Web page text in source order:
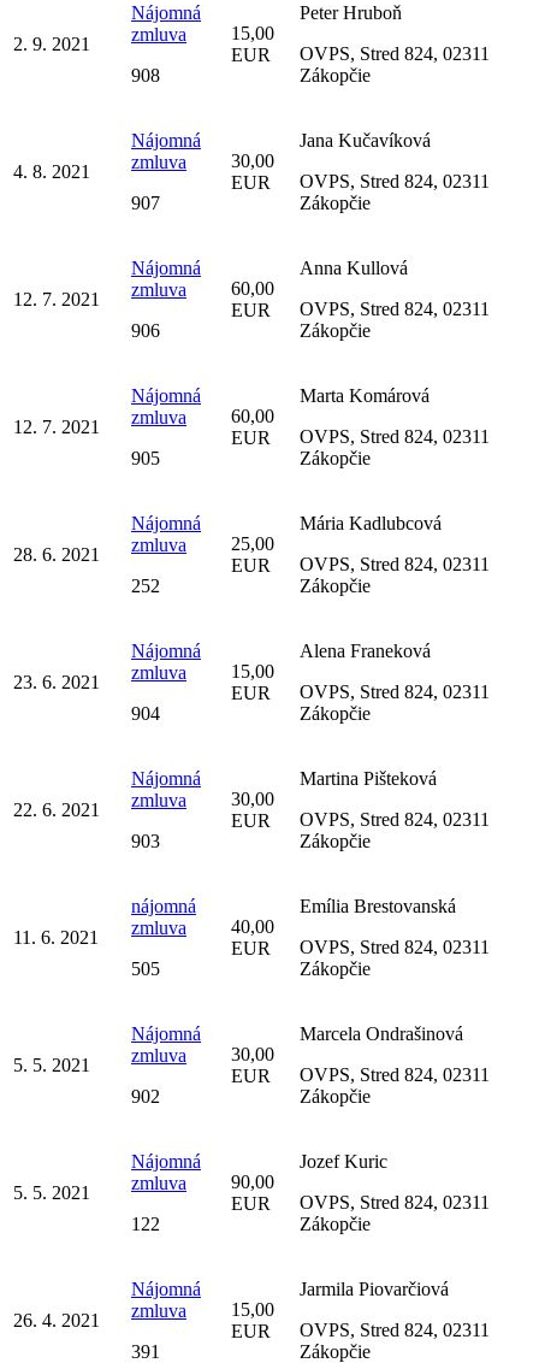
2. 9. 2021
Nájomná
zmluva
908
15,00
EUR
Peter Hruboň
OVPS, Stred 824, 02311
Zákopčie
4. 8. 2021
Nájomná
zmluva
907
30,00
EUR
Jana Kučavíková
OVPS, Stred 824, 02311
Zákopčie
12. 7. 2021
Nájomná
zmluva
906
60,00
EUR
Anna Kullová
OVPS, Stred 824, 02311
Zákopčie
12. 7. 2021
Nájomná
zmluva
905
60,00
EUR
Marta Komárová
OVPS, Stred 824, 02311
Zákopčie
28. 6. 2021
Nájomná
zmluva
252
25,00
EUR
Mária Kadlubcová
OVPS, Stred 824, 02311
Zákopčie
23. 6. 2021
Nájomná
zmluva
904
15,00
EUR
Alena Franeková
OVPS, Stred 824, 02311
Zákopčie
22. 6. 2021
Nájomná
zmluva
903
30,00
EUR
Martina Pišteková
OVPS, Stred 824, 02311
Zákopčie
11. 6. 2021
nájomná
zmluva
505
40,00
EUR
Emília Brestovanská
OVPS, Stred 824, 02311
Zákopčie
5. 5. 2021
Nájomná
zmluva
902
30,00
EUR
Marcela Ondrašinová
OVPS, Stred 824, 02311
Zákopčie
5. 5. 2021
Nájomná
zmluva
122
90,00
EUR
Jozef Kuric
OVPS, Stred 824, 02311
Zákopčie
26. 4. 2021
Nájomná
zmluva
391
15,00
EUR
Jarmila Piovarčiová
OVPS, Stred 824, 02311
Zákopčie